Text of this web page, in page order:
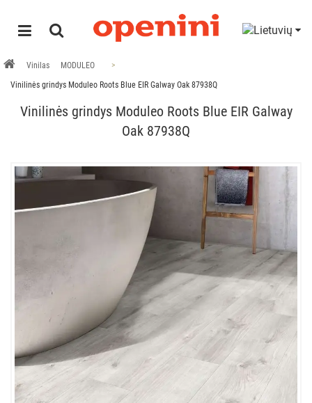
Vinilas
MODULEO
Vinilinės grindys Moduleo Roots Blue EIR Galway Oak 87938Q
Vinilinės grindys Moduleo Roots Blue EIR Galway
Oak 87938Q